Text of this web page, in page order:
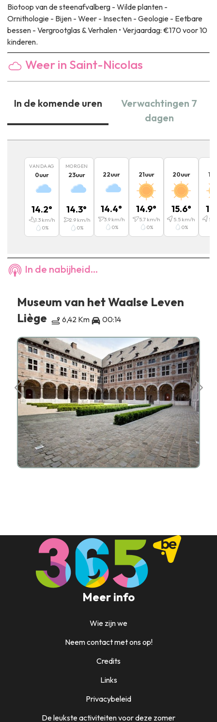
Biotoop van de steenafvalberg - Wilde planten -
Ornithologie - Bijen - Weer - Insecten - Geologie - Eetbare
bessen - Vergrootglas & Verhalen • Verjaardag: €170 voor 10
kinderen.
Weer in Saint-Nicolas
In de komende uren
Verwachtingen 7
dagen
VANDAAG
0uur
14.2°
1.3km/h
0%
MORGEN
23uur
14.3°
2.9km/h
0%
22uur
14.4°
3.9 km/h
0%
21uur
14.9°
5.7km/h
0%
20uur
15.6°
5.5 km/h
0%
19
5.7
In de nabijheid...
Museum van het Waalse Leven
Liège
6,42 Km 00:14
Meer info
Wie zijn we
Neem contact met ons op!
Credits
Links
Privacybeleid
De leukste activiteiten voor deze zomer